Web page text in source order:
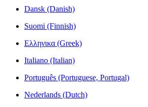
Dansk (Danish)
Suomi (Finnish)
Ελληνικα (Greek)
Italiano (Italian)
Português (Portuguese, Portugal)
Nederlands (Dutch)